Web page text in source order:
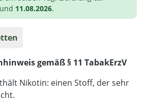
und 11.08.2026.
gemäß § 11 TabakErzV
Nikotin: einen Stoff, der sehr